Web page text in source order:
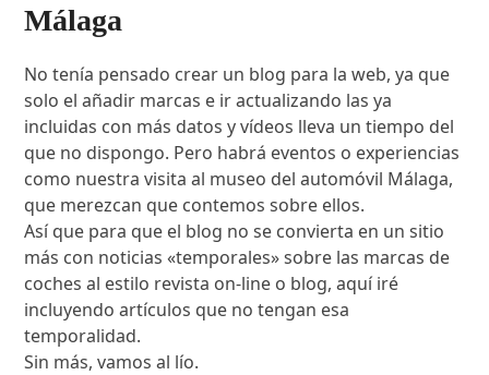
Málaga
No tenía pensado crear un blog para la web, ya que
solo el añadir marcas e ir actualizando las ya
incluidas con más datos y vídeos lleva un tiempo del
que no dispongo. Pero habrá eventos o experiencias
como nuestra visita al museo del automóvil Málaga,
que merezcan que contemos sobre ellos.
Así que para que el blog no se convierta en un sitio
más con noticias «temporales» sobre las marcas de
coches al estilo revista on-line o blog, aquí iré
incluyendo artículos que no tengan esa
temporalidad.
Sin más, vamos al lío.